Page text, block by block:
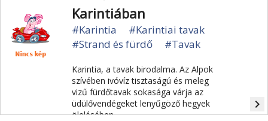
Karintiában
#Karintia
#Karintiai tavak
#Strand és fürdő
#Tavak
Karintia, a tavak birodalma. Az Alpok
szívében ivóvíz tisztaságú és meleg
vizű fürdőtavak sokasága várja az
üdülővendégeket lenyűgöző hegyek
ölelésében.
navigate_next